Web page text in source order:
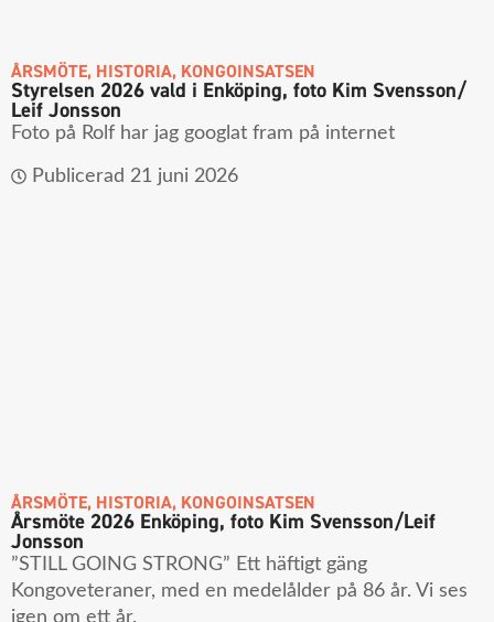
ÅRSMÖTE, HISTORIA, KONGOINSATSEN
Styrelsen 2026 vald i Enköping, foto Kim Svensson/
Leif Jonsson
Foto på Rolf har jag googlat fram på internet
Publicerad 21 juni 2026
ÅRSMÖTE, HISTORIA, KONGOINSATSEN
Årsmöte 2026 Enköping, foto Kim Svensson/Leif
Jonsson
”STILL GOING STRONG” Ett häftigt gäng
Kongoveteraner, med en medelålder på 86 år. Vi ses
igen om ett år.